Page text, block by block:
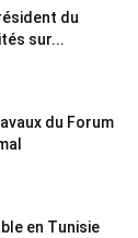
du
sur...
du Forum
en Tunisie